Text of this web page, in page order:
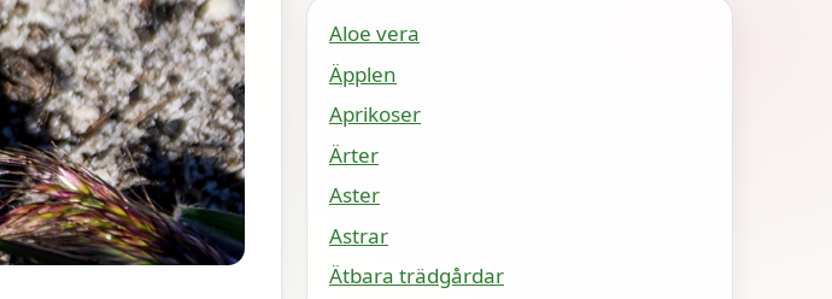
Aloe vera
Äpplen
Aprikoser
Ärter
Aster
Astrar
Ätbara trädgårdar